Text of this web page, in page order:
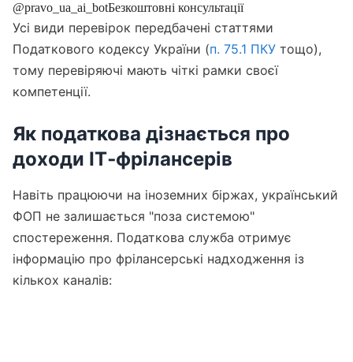
@pravo_ua_ai_botБезкоштовні консультації
Усі види перевірок передбачені статтями
Податкового кодексу України (п. 75.1 ПКУ тощо),
тому перевіряючі мають чіткі рамки своєї
компетенції.
Як податкова дізнається про
доходи ІТ‑фрілансерів
Навіть працюючи на іноземних біржах, український
ФОП не залишається "поза системою"
спостереження. Податкова служба отримує
інформацію про фрілансерські надходження із
кількох каналів: